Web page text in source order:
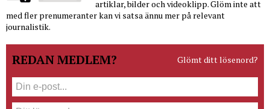
artiklar, bilder och videoklipp. Glöm inte att
med fler prenumeranter kan vi satsa ännu mer på relevant
journalistik.
REDAN MEDLEM? Glömt ditt lösenord?